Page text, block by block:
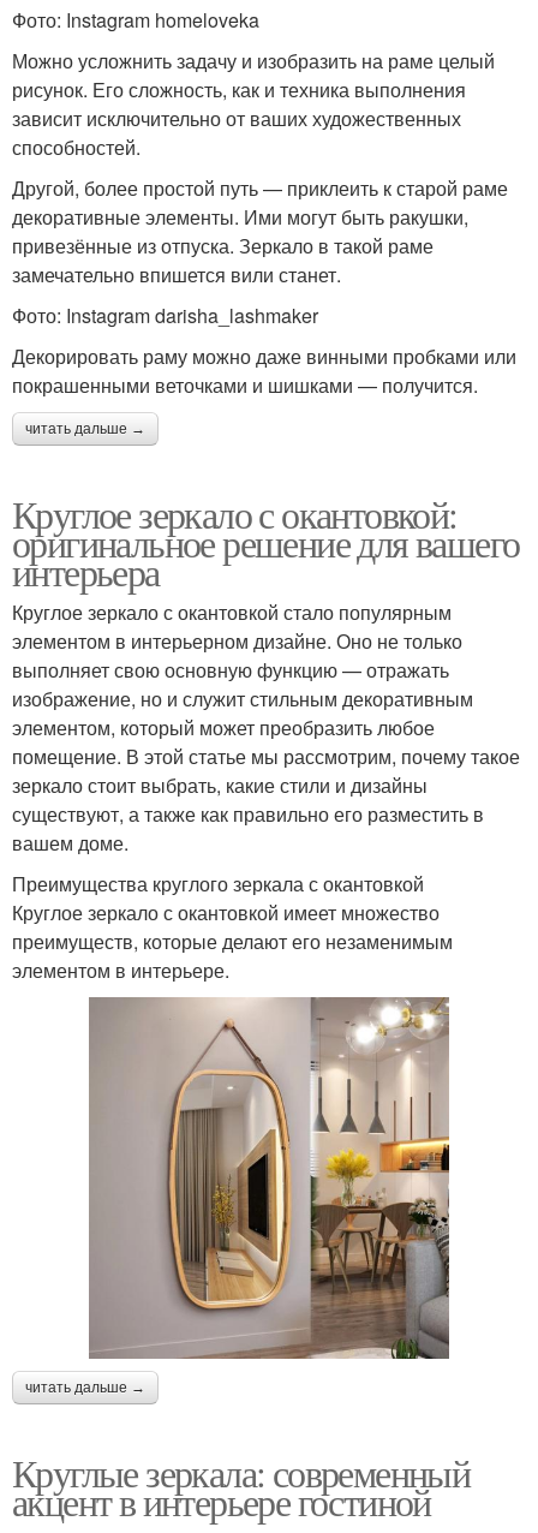
Фото: Instagram homeloveka
Можно усложнить задачу и изобразить на раме целый
рисунок. Его сложность, как и техника выполнения
зависит исключительно от ваших художественных
способностей.
Другой, более простой путь — приклеить к старой раме
декоративные элементы. Ими могут быть ракушки,
привезённые из отпуска. Зеркало в такой раме
замечательно впишется вили станет.
Фото: Instagram darisha_lashmaker
Декорировать раму можно даже винными пробками или
покрашенными веточками и шишками — получится.
читать дальше →
Круглое зеркало с окантовкой:
оригинальное решение для вашего
интерьера
Круглое зеркало с окантовкой стало популярным
элементом в интерьерном дизайне. Оно не только
выполняет свою основную функцию — отражать
изображение, но и служит стильным декоративным
элементом, который может преобразить любое
помещение. В этой статье мы рассмотрим, почему такое
зеркало стоит выбрать, какие стили и дизайны
существуют, а также как правильно его разместить в
вашем доме.
Преимущества круглого зеркала с окантовкой
Круглое зеркало с окантовкой имеет множество
преимуществ, которые делают его незаменимым
элементом в интерьере.
читать дальше →
Круглые зеркала: современный
акцент в интерьере гостиной